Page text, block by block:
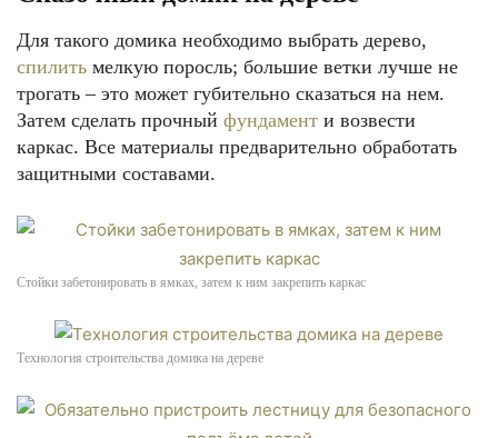
Для такого домика необходимо выбрать дерево,
спилить мелкую поросль; большие ветки лучше не
трогать – это может губительно сказаться на нем.
Затем сделать прочный фундамент и возвести
каркас. Все материалы предварительно обработать
защитными составами.
Стойки забетонировать в ямках, затем к ним закрепить каркас
Технология строительства домика на дереве